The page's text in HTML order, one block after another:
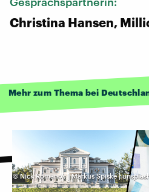
Christina Hansen,
Mehr zum Thema bei
©Nick Romanov | Markus Spiske |